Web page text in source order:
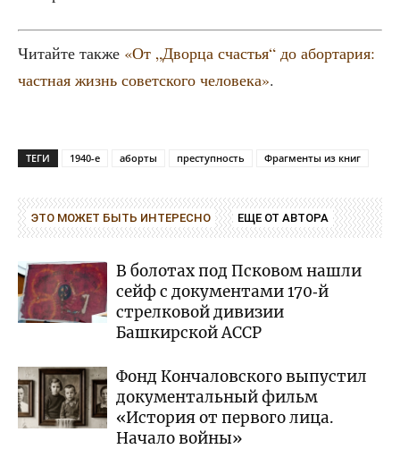
Читай­те так­же «От „Двор­ца сча­стья“ до абор­та­рия:
част­ная жизнь совет­ско­го чело­ве­ка».
ТЕГИ 1940-е аборты преступность Фрагменты из книг
ЭТО МОЖЕТ БЫТЬ ИНТЕРЕСНО ЕЩЕ ОТ АВТОРА
В болотах под Псковом нашли
сейф с документами 170‑й
стрелковой дивизии
Башкирской АССР
Фонд Кончаловского выпустил
документальный фильм
«История от первого лица.
Начало войны»